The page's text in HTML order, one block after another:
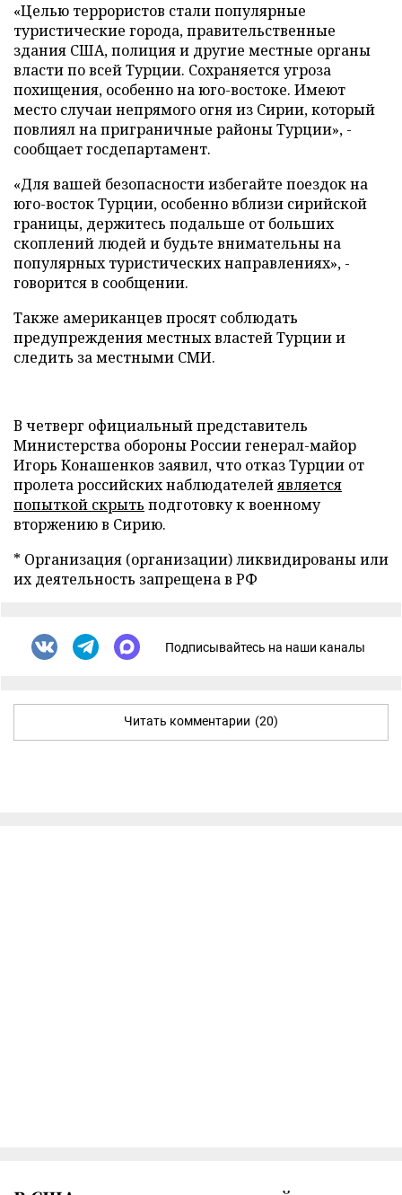
«Целью террористов стали популярные
туристические города, правительственные
здания США, полиция и другие местные органы
власти по всей Турции. Сохраняется угроза
похищения, особенно на юго-востоке. Имеют
место случаи непрямого огня из Сирии, который
повлиял на приграничные районы Турции», -
сообщает госдепартамент.
«Для вашей безопасности избегайте поездок на
юго-восток Турции, особенно вблизи сирийской
границы, держитесь подальше от больших
скоплений людей и будьте внимательны на
популярных туристических направлениях», -
говорится в сообщении.
Также американцев просят соблюдать
предупреждения местных властей Турции и
следить за местными СМИ.
В четверг официальный представитель
Министерства обороны России генерал-майор
Игорь Конашенков заявил, что отказ Турции от
пролета российских наблюдателейявляется
попыткой скрыть подготовку к военному
вторжению в Сирию.
* Организация (организации) ликвидированы или
их деятельность запрещена в РФ
Подписывайтесь на наши каналы
Читать комментарии (20)